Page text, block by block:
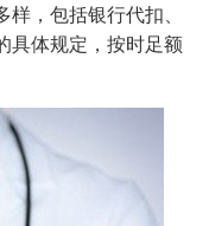
，包括银行代扣、
具体规定，按时足额